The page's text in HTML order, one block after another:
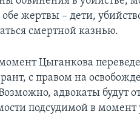
жертвы – дети,
смертной казнью.
Цыганкова
с правом на
адвокаты будут
подсудимой в момент